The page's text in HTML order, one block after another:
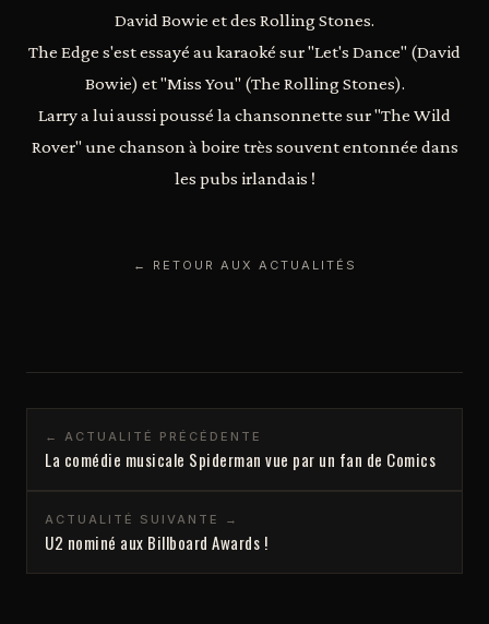
David Bowie et des Rolling Stones.
The Edge s'est essayé au karaoké sur "Let's Dance" (David
Bowie) et "Miss You" (The Rolling Stones).
Larry a lui aussi poussé la chansonnette sur "The Wild
Rover" une chanson à boire très souvent entonnée dans
les pubs irlandais !
← RETOUR AUX ACTUALITÉS
← ACTUALITÉ PRÉCÉDENTE
La comédie musicale Spiderman vue par un fan de Comics
ACTUALITÉ SUIVANTE →
U2 nominé aux Billboard Awards !